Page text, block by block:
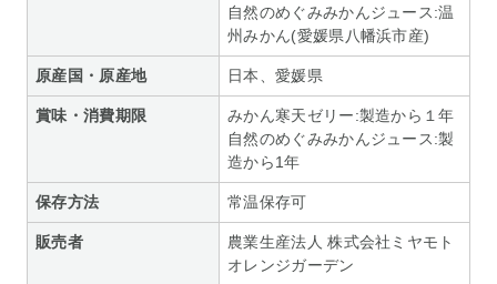
自然のめぐみみかんジュース:温
州みかん(愛媛県八幡浜市産)
原産国・原産地 日本、愛媛県
賞味・消費期限
みかん寒天ゼリー:製造から１年
自然のめぐみみかんジュース:製
造から1年
保存方法 常温保存可
販売者
農業生産法人 株式会社ミヤモト
オレンジガーデン